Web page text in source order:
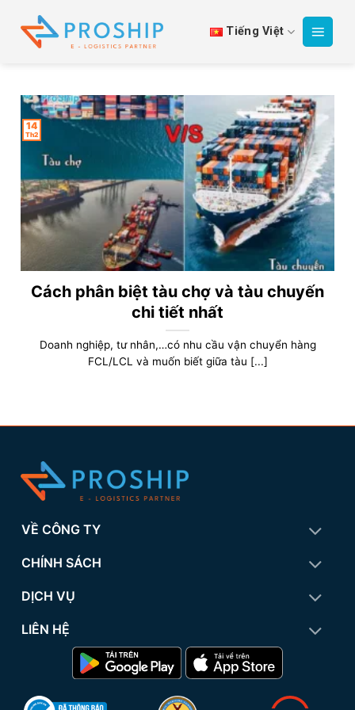
qua
Tiếng Việt
Cách phân biệt tàu chợ và tàu chuyến
chi tiết nhất
Doanh nghiệp, tư nhân,…có nhu cầu vận chuyển hàng
FCL/LCL và muốn biết giữa tàu [...]
14
Th2
VỀ CÔNG TY
CHÍNH SÁCH
DỊCH VỤ
LIÊN HỆ